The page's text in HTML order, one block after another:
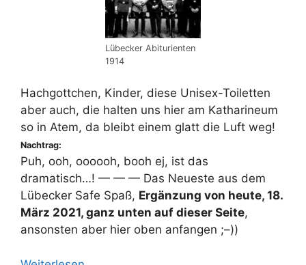
Lübecker Abiturienten
1914
Hachgottchen, Kinder, diese Unisex-Toiletten
aber auch, die halten uns hier am Katharineum
so in Atem, da bleibt einem glatt die Luft weg!
Nachtrag:
Puh, ooh, oooooh, booh ej, ist das
dramatisch…! — — — Das Neueste aus dem
Lübecker Safe Spaß, Ergänzung von heute, 18.
März 2021, ganz unten auf dieser Seite,
ansonsten aber hier oben anfangen ;–))